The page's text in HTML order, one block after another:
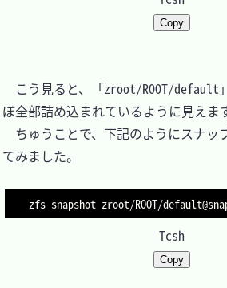
Copy
こう見ると、「zroot/ROOT/default
ぼ全部詰め込まれているように見えます
ちゅうことで、下記のようにスナッ
てみました。
Tcsh
Copy